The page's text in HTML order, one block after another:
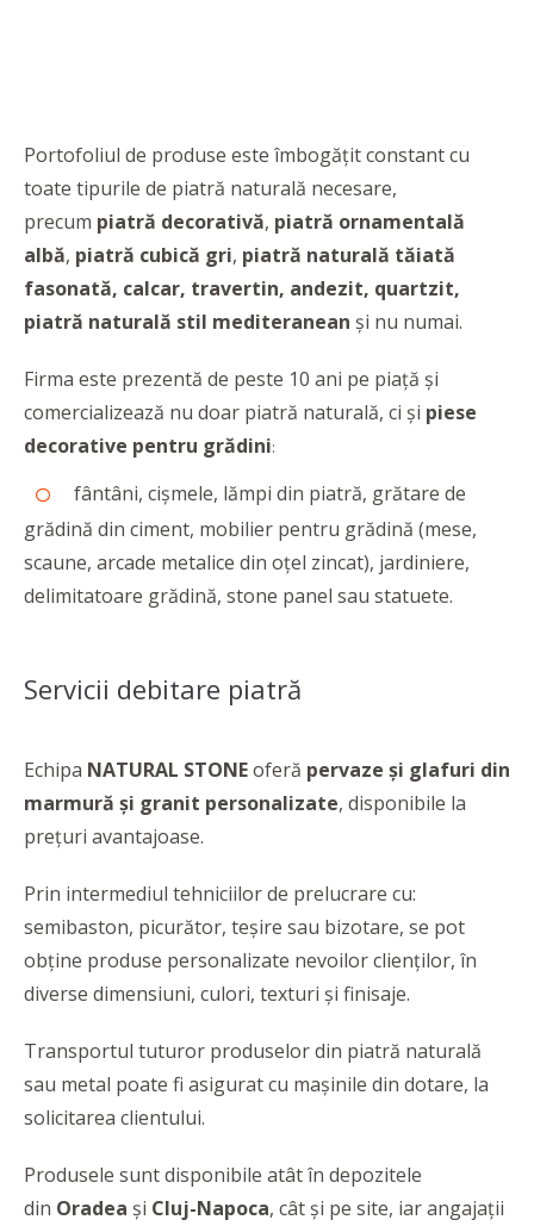
Portofoliul de produse este îmbogăţit constant cu
toate tipurile de piatră naturală necesare,
precum piatră decorativă, piatră ornamentală
albă, piatră cubică gri, piatră naturală tăiată
fasonată, calcar, travertin, andezit, quartzit,
piatră naturală stil mediteranean și nu numai.
Firma este prezentă de peste 10 ani pe piaţă și
comercializează nu doar piatră naturală, ci și piese
decorative pentru grădini:
fântâni, cișmele, lămpi din piatră, grătare de
grădină din ciment, mobilier pentru grădină (mese,
scaune, arcade metalice din oțel zincat), jardiniere,
delimitatoare grădină, stone panel sau statuete.
Servicii debitare piatră
Echipa NATURAL STONEoferă pervaze și glafuri din
marmură și granit personalizate, disponibile la
prețuri avantajoase.
Prin intermediul tehniciilor de prelucrare cu:
semibaston, picurător, teşire sau bizotare, se pot
obţine produse personalizate nevoilor clienţilor, în
diverse dimensiuni, culori, texturi şi finisaje.
Transportul tuturor produselor din piatră naturală
sau metal poate fi asigurat cu mașinile din dotare, la
solicitarea clientului.
Produsele sunt disponibile atât în depozitele
din Oradea și Cluj-Napoca, cât și pe site, iar angajații